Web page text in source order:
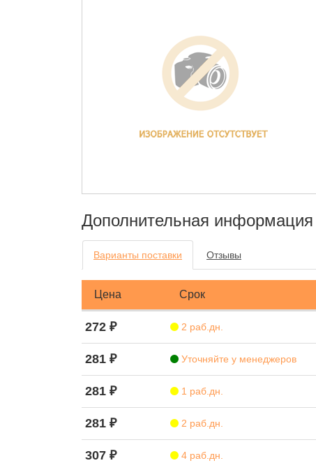
Дополнительная информация
Варианты поставки Отзывы
Цена Срок
272 ₽ 2 раб.дн.
281 ₽ Уточняйте у менеджеров
281 ₽ 1 раб.дн.
281 ₽ 2 раб.дн.
307 ₽ 4 раб.дн.